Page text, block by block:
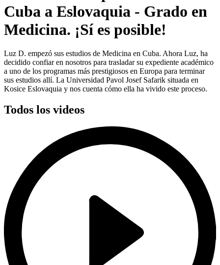
Cuba a Eslovaquia - Grado en
Medicina. ¡Sí es posible!
Luz D. empezó sus estudios de Medicina en Cuba. Ahora Luz, ha
decidido confiar en nosotros para trasladar su expediente académico
a uno de los programas más prestigiosos en Europa para terminar
sus estudios allí. La Universidad Pavol Josef Safarik situada en
Kosice Eslovaquia y nos cuenta cómo ella ha vivido este proceso.
Todos los videos